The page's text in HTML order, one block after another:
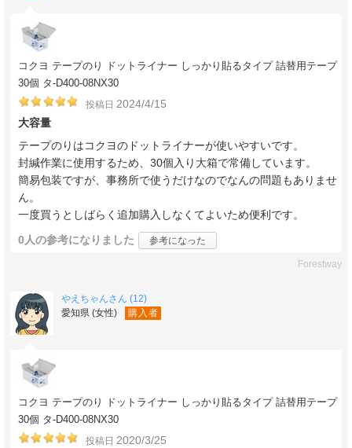
コクヨ テープのり ドットライナー しっかり貼るタイプ 詰替用テープ
30個 タ-D400-08NX30
投稿日 2024/4/15
大容量
テープのりはコクヨのドットライナーが使いやすいです。
封緘作業に使用するため、30個入り大箱で常備しています。
簡易包装ですが、事務所で使うだけなのでなんの問題もありませ
ん。
一度買うとしばらく追加購入しなくてよいため便利です。
0人の参考になりました 参考になった
Forestway
やえちゃんさん (12)
愛知県 (女性)
購入者
コクヨ テープのり ドットライナー しっかり貼るタイプ 詰替用テープ
30個 タ-D400-08NX30
投稿日 2020/3/25